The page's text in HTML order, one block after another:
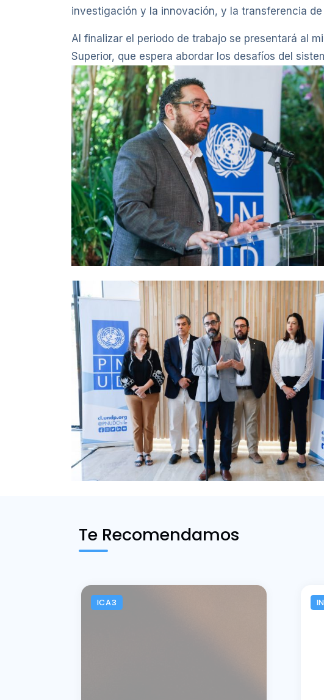
investigación y la innovación, y la transferencia
Al finalizar el periodo de trabajo se presentará al
Superior, que espera abordar los desafíos del
Te Recomendamos
ICA3